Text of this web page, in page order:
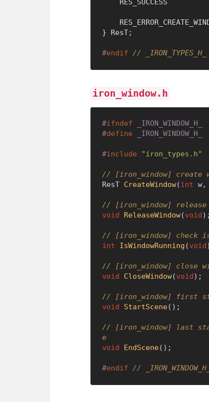
RES_SUCCESS
} ResT;
#endif // _IRON_TYPES_H_
iron_window.h
#ifndef _IRON_WINDOW_H_
#define _IRON_WINDOW_H_
#include "iron_types.h"
// [iron_window] create
ResT CreateWindow(int w,
// [iron_window] release
void
ReleaseWindow(void) ;
// [iron_window] check
int
IsWindowRunning (void)
// [iron_window] close
void
CloseWindow(void) ;
// [iron_window] first
void
StartScene() ;
// [iron_window] last
e
void
EndScene() ;
#endif // _IRON_WINDOW_H_